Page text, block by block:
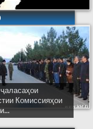
Комиссияҳои